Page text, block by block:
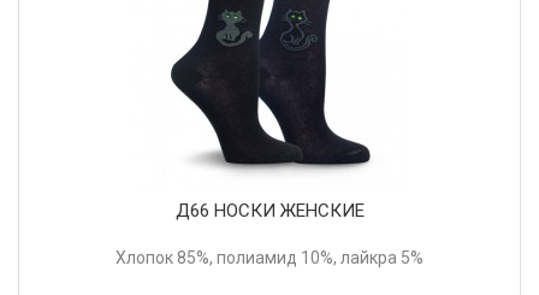
Д66 НОСКИ ЖЕНСКИЕ
Хлопок 85%, полиамид 10%, лайкра 5%